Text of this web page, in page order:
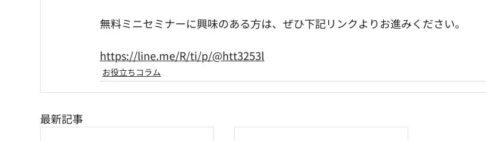
無料ミニセミナーに興味のある方は、ぜひ下記リンクよりお進みください。
https://line.me/R/ti/p/@htt3253l
お役立ちコラム
最新記事